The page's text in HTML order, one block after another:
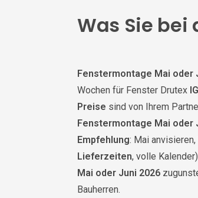
Was Sie bei
Fenstermontage Mai oder
Wochen für Fenster Drutex
Preise sind von Ihrem
Fenstermontage Mai oder
Empfehlung: Mai
Lieferzeiten, volle
Mai oder Juni 2026
Bauherren.